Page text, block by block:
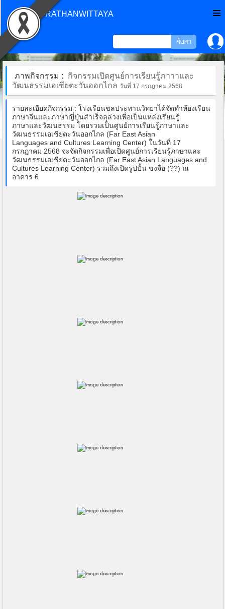
CHONPRATHANWITTAYA
ภาพกิจกรรม :
กิจกรรมเปิดศูนย์การเรียนรู้ภาาาและ
วัฒนธรรมเอเซียตะวันออกไกลวันที่ 17 กรกฎาคม 2568
รายละเอียดกิจกรรม : โรงเรียนชลประทานวิทยาได้จัดทำห้องเรียน
ภาษาจีนและภาษาญี่ปุ่นสำเร็จลุล่วงเพื่อเป็นแหล่งเรียนรู้
ภาษาและวัฒนธรรม โดยรวมเป็นศูนย์การเรียนรู้ภาษาและ
วัฒนธรรมเอเชียตะวันออกไกล (Far East Asian
Languages and Cultures Learning Center) ในวันที่ 17
กรกฎาคม 2568 จะจัดกิจกรรมเพื่อเปิดศูนย์การเรียนรู้ภาษาและ
วัฒนธรรมเอเชียตะวันออกไกล (Far East Asian Languages and
Cultures Learning Center) รวมถึงเปิดรูปปั้น ขงจื่อ (??) ณ
อาคาร 6